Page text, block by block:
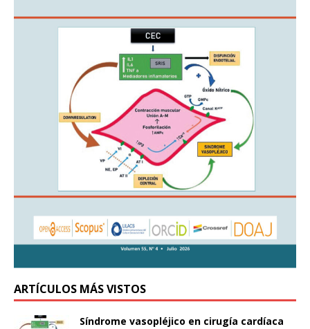
ARTÍCULOS MÁS VISTOS
Síndrome vasopléjico en cirugía cardíaca